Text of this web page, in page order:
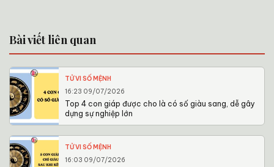
Bài viết liên quan
TỬ VI SỐ MỆNH
16:23 09/07/2026
Top 4 con giáp được cho là có số giàu sang, dễ gây
dựng sự nghiệp lớn
TỬ VI SỐ MỆNH
16:03 09/07/2026